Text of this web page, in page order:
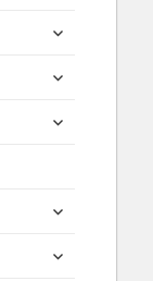
untermenü
untermenü
untermenü
untermenü
untermenü